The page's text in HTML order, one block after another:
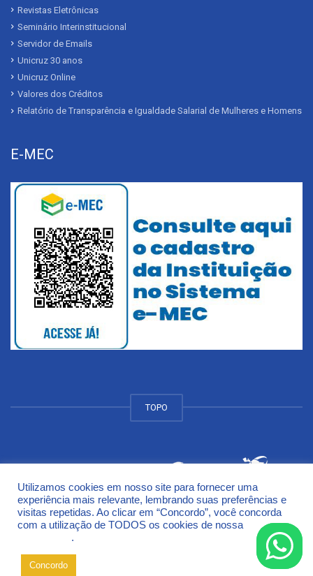
Revistas Eletrônicas
Seminário Interinstitucional
Servidor de Emails
Unicruz 30 anos
Unicruz Online
Valores dos Créditos
Relatório de Transparência e Igualdade Salarial de Mulheres e Homens
E-MEC
TOPO
© 2018 Universidade de Cruz Alta - UNICRUZ Campus
Rodovia Municipal Jacob Della Méa, km 5.6 - Parada Benito
Cruz Alta - Rio Grande do Sul - CEP 98005-972
Utilizamos cookies em nosso site para fornecer uma
experiência mais relevante, lembrando suas preferências e
visitas repetidas. Ao clicar em “Concordo”, você concorda
com a utilização de TODOS os cookies de nossa
Política de
.
Concordo